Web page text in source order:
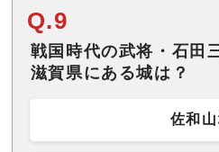
Q.9
戦国時代の武将・石田
滋賀県にある城は？
佐和